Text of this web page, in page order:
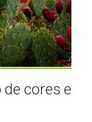
cores e